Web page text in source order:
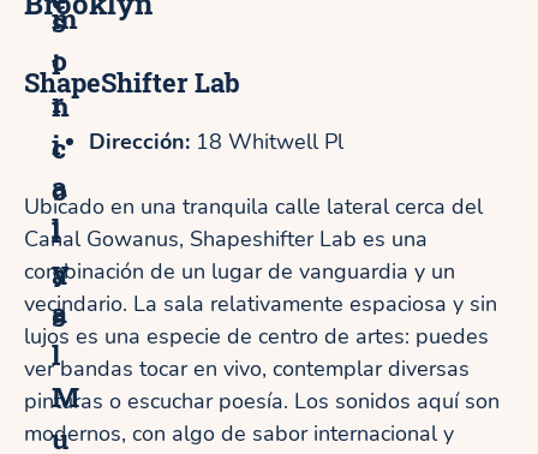
s
i
n
c
o
l
a
s
m
o
r
i
a
l
y
a
l
M
u
ShapeShifter Lab
Dirección: 18 Whitwell Pl
Ubicado en una tranquila calle lateral cerca del
Canal Gowanus, Shapeshifter Lab es una
combinación de un lugar de vanguardia y un
vecindario. La sala relativamente espaciosa y sin
lujos es una especie de centro de artes: puedes
ver bandas tocar en vivo, contemplar diversas
pinturas o escuchar poesía. Los sonidos aquí son
modernos, con algo de sabor internacional y